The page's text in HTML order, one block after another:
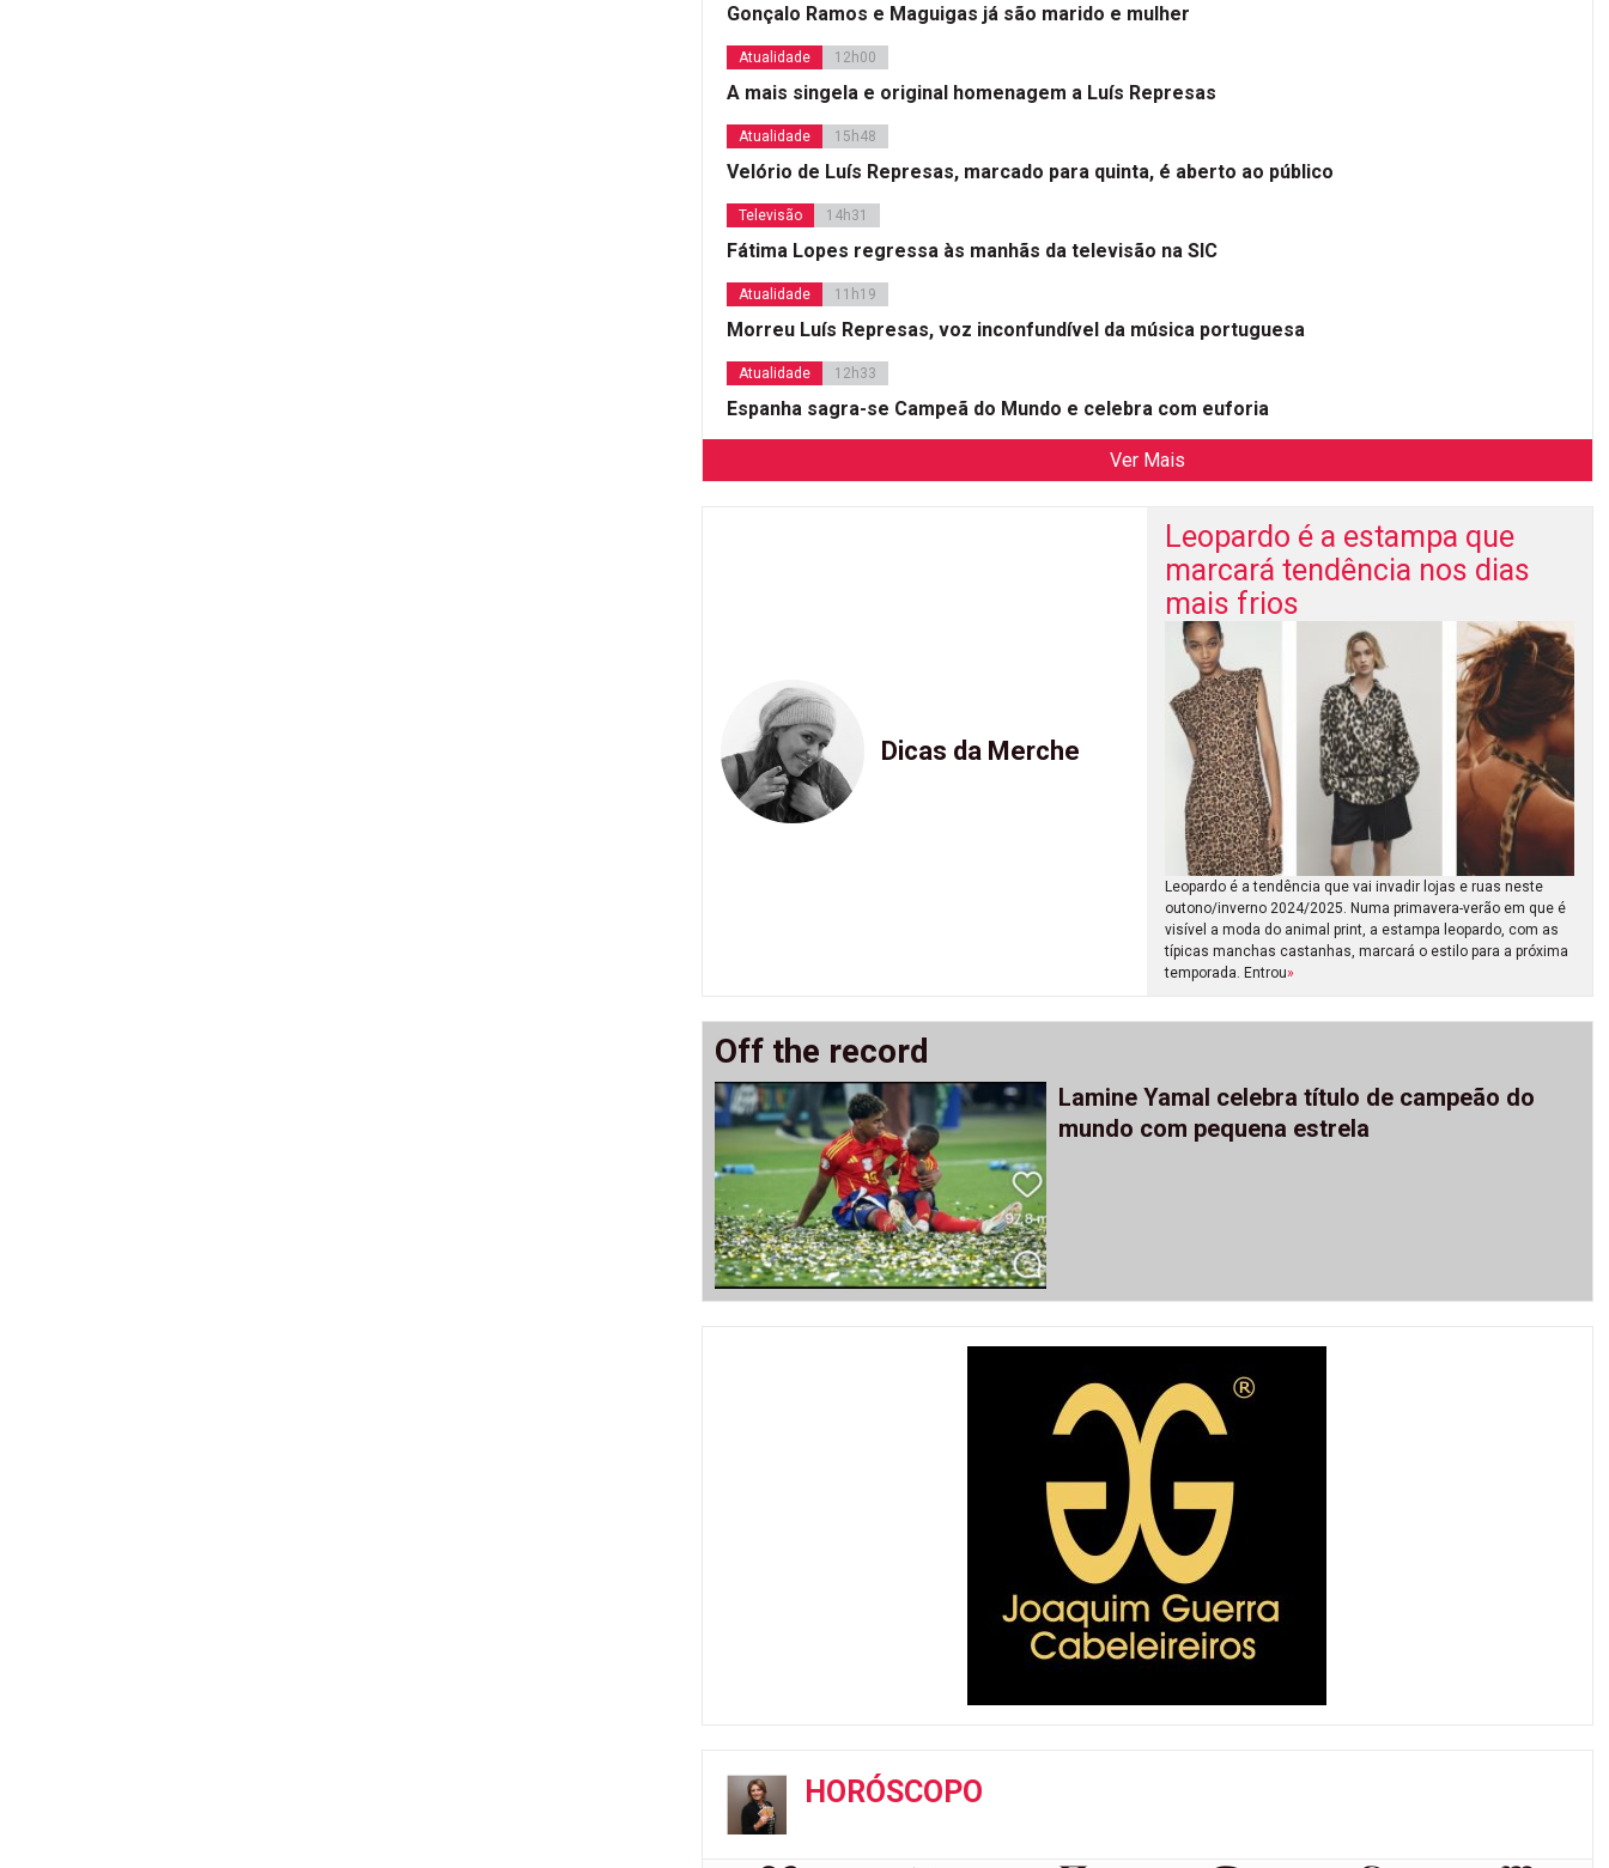
Gonçalo Ramos e Maguigas já são marido e mulher
Atualidade 12h00
A mais singela e original homenagem a Luís Represas
Atualidade 15h48
Velório de Luís Represas, marcado para quinta, é aberto ao público
Televisão 14h31
Fátima Lopes regressa às manhãs da televisão na SIC
Atualidade 11h19
Morreu Luís Represas, voz inconfundível da música portuguesa
Atualidade 12h33
Espanha sagra-se Campeã do Mundo e celebra com euforia
Ver Mais
Dicas da Merche
Leopardo é a estampa que
marcará tendência nos dias
mais frios
Leopardo é a tendência que vai invadir lojas e ruas neste
outono/inverno 2024/2025. Numa primavera-verão em que é
visível a moda do animal print, a estampa leopardo, com as
típicas manchas castanhas, marcará o estilo para a próxima
temporada. Entrou»
Off the record
Lamine Yamal celebra título de campeão do
mundo com pequena estrela
HORÓSCOPO